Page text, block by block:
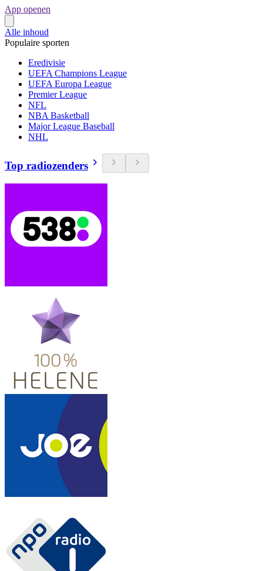
App openen
Alle inhoud
Populaire sporten
Eredivisie
UEFA Champions League
UEFA Europa League
Premier League
NFL
NBA Basketball
Major League Baseball
NHL
Top radiozenders